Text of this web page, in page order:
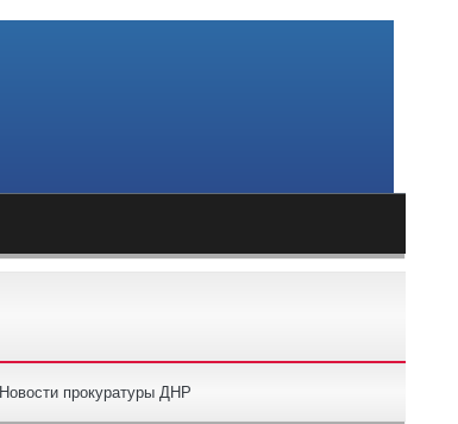
Новости прокуратуры ДНР